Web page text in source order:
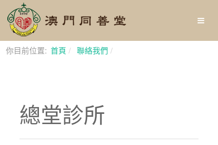
你目前位置: 首頁 聯絡我們
總堂診所